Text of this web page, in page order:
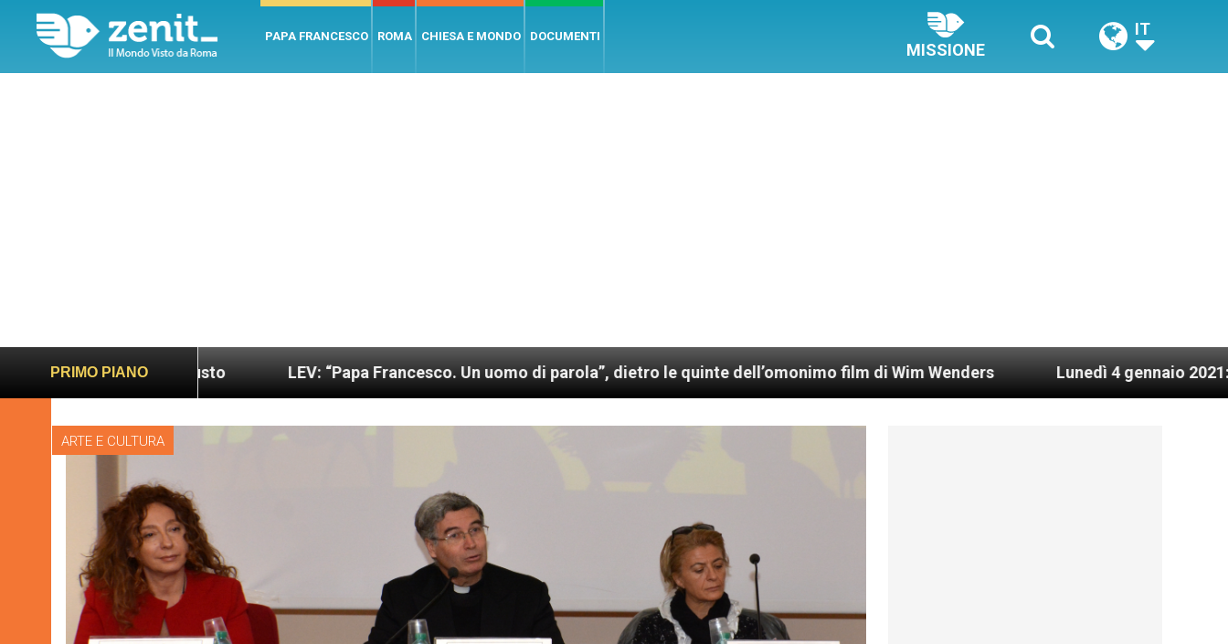
PAPA FRANCESCO ROMA CHIESA E MONDO DOCUMENTI
MISSIONE
IT
PRIMO PIANO
e giusto LEV: “Papa Francesco. Un uomo di parola”, dietro le quinte dell’omonimo film di Wim Wenders Lunedì 4 gennaio 2021: Possesso
ARTE E CULTURA